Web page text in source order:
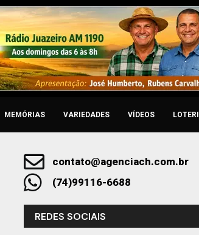
MEMÓRIAS VARIEDADES VÍDEOS
contato@agenciach.com.br
(74)99116-6688
REDES SOCIAIS